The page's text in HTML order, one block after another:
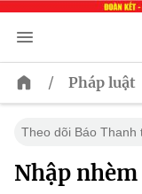
/ Pháp luật
Theo dõi Báo Thanh
Nhập